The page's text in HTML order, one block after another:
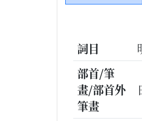
詞目
部首/筆
畫/部首外
筆畫